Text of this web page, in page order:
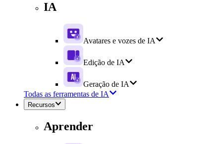
IA
Avatares e vozes de IA
Edição de IA
Geração de IA
Todas as ferramentas de IA
Recursos
Aprender